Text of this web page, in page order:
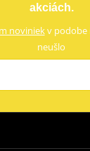
akciách.
noviniekv podobe
neušlo